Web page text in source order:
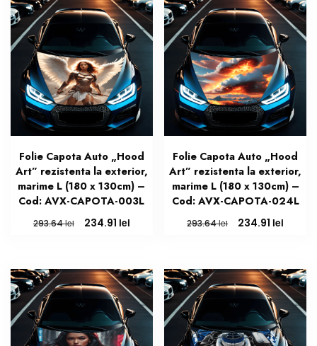
Folie Capota Auto „Hood
Art” rezistenta la exterior,
marime L (180 x 130cm) –
Cod: AVX-CAPOTA-003L
293.64lei
Prețul
293.64 lei.
234.91 leiPrețul
Folie Capota Auto „Hood
Art” rezistenta la exterior,
marime L (180 x 130cm) –
Cod: AVX-CAPOTA-024L
293.64lei
Prețul
293.64 lei.
234.91 lei